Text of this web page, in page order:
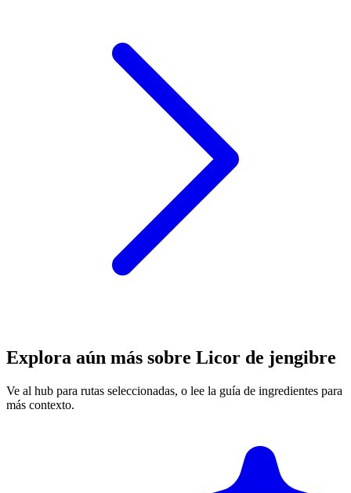
Explora aún más sobre Licor de jengibre
Ve al hub para rutas seleccionadas, o lee la guía de ingredientes para
más contexto.